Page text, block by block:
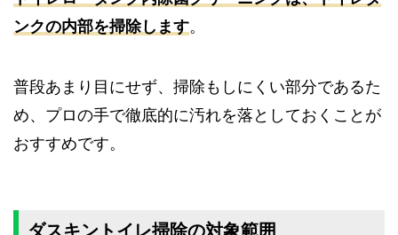
ンクの内部を掃除します。
普段あまり目にせず、掃除もしにくい部分であるた
め、プロの手で徹底的に汚れを落としておくことが
おすすめです。
ダスキントイレ掃除の対象範囲